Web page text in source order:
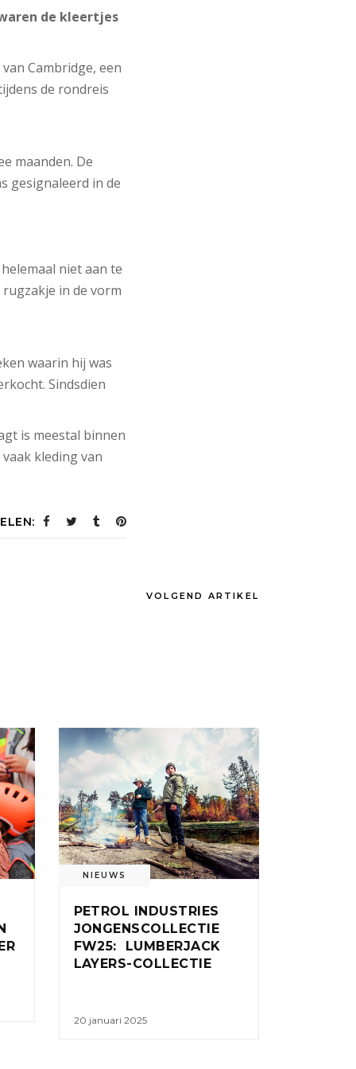
de kleertjes
Cambridge, een
de rondreis
maanden. De
gesignaleerd in de
niet aan te
in de vorm
waarin hij was
Sindsdien
is meestal binnen
kleding van
VOLGEND ARTIKEL
NIEUWS
PETROL INDUSTRIES
JONGENSCOLLECTIE
FW25: LUMBERJACK
LAYERS-COLLECTIE
20 januari 2025